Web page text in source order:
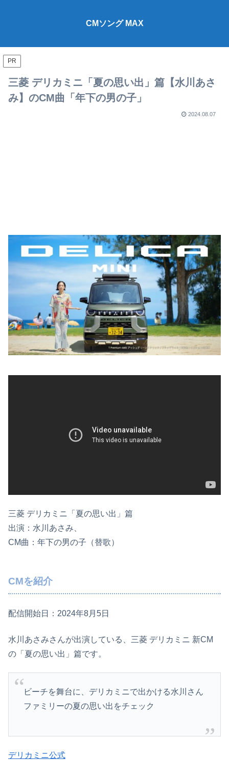
CMソング MAX
PR
三菱 デリカミニ「夏の思い出」篇【水川あさ
み】のCM曲「年下の男の子」
2024.08.07
三菱 デリカミニ「夏の思い出」篇
出演：水川あさみ、
CM曲：年下の男の子（替歌）
CMを紹介
配信開始日：2024年8月5日
水川あさみさんが出演している、三菱 デリカミニ 新CM
の「夏の思い出」篇です。
ビーチを舞台に、デリカミニで出かける水川さん
ファミリーの夏の思い出をチェック
デリカミニ公式